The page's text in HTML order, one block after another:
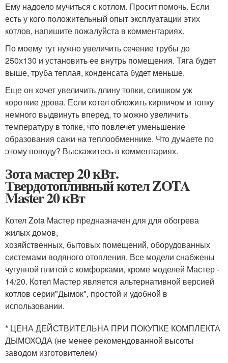
Ему надоело мучиться с котлом. Просит помочь. Если
есть у кого положительный опыт эксплуатации этих
котлов, напишите пожалуйста в комментариях.
По моему тут нужно увеличить сечение трубы до
250х130 и установить ее внутрь помещения. Тяга будет
выше, труба теплая, конденсата будет меньше.
Еще он хочет увеличить длину топки, слишком уж
короткие дрова. Если котел обложить кирпичом и топку
немного выдвинуть вперед, то можно увеличить
температуру в топке, что повлечет уменьшение
образования сажи на теплообменнике. Что думаете по
этому поводу? Выскажитесь в комментариях.
Зота мастер 20 кВт.
Твердотопливный котел ZOTA
Master 20 кВт
Котел Zota Мастер предназначен для для обогрева
жилых домов,
хозяйственных, бытовых помещений, оборудованных
системами водяного отопления. Все модели снабжены
чугунной плитой с комфорками, кроме моделей Мастер -
14/20. Котел Мастер является альтернативной версией
котлов серии"Дымок", простой и удобной в
использовании.
* ЦЕНА ДЕЙСТВИТЕЛЬНА ПРИ ПОКУПКЕ КОМПЛЕКТА
ДЫМОХОДА (не менее рекомендованной высоты
заводом изготовителем)